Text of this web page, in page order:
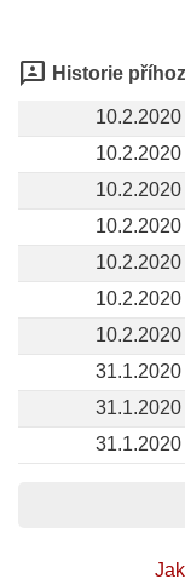
3p Historie
10.2.2020
10.2.2020
10.2.2020
10.2.2020
10.2.2020
10.2.2020
10.2.2020
31.1.2020
31.1.2020
31.1.2020